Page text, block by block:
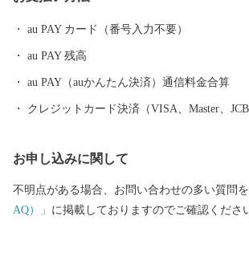
時間距離が15分～20分と短くなり、多くの企
います。また、農漁業も盛んですが、特に卸
産物の国際的物流拠点を目指しています。 このように糸満市
に、今後の新しい糸満市にご注目ください。
au PAY カード（番号入力不要）
au PAY 残高
au PAY（auかんたん決済）通信料金合算
クレジットカード決済（VISA、Master、
お申し込みに関して
不明点がある場合、お問い合わせの多い質問を
AQ）」 に掲載しておりますのでご確認くださ